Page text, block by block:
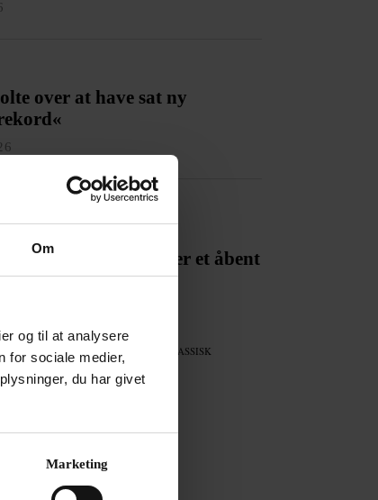
Om
og til at analysere
for sociale medier,
du har givet
Marketing
over at have sat ny
Opera Festival er et åbent
Annonce